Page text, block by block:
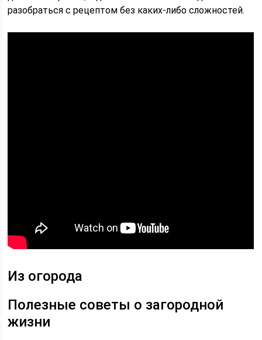
разобраться с рецептом без каких-либо сложностей.
Из огорода
Полезные советы о загородной
жизни